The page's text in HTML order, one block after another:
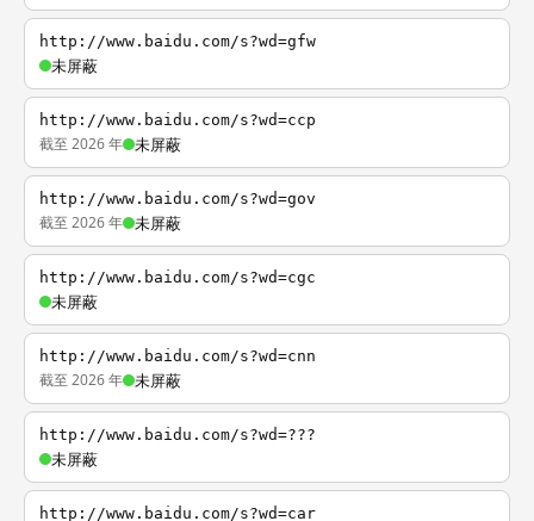
http://www.baidu.com/s?wd=gfw
未屏蔽
http://www.baidu.com/s?wd=ccp
截至 2026 年 未屏蔽
http://www.baidu.com/s?wd=gov
截至 2026 年 未屏蔽
http://www.baidu.com/s?wd=cgc
未屏蔽
http://www.baidu.com/s?wd=cnn
截至 2026 年 未屏蔽
http://www.baidu.com/s?wd=???
未屏蔽
http://www.baidu.com/s?wd=car